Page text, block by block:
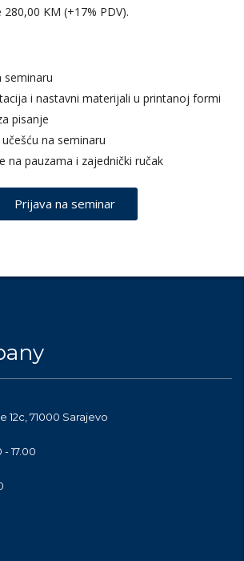
KM (+17% PDV).
seminaru
i nastavni materijali u printanoj formi
pisanje
na seminaru
na pauzama i zajednički ručak
Prijava na seminar
12c, 71000 Sarajevo
17.00